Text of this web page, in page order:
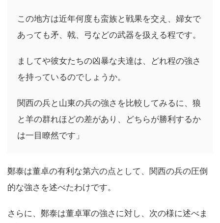
この地方は近年何度も蛮族と戦果を交え、婦女で
あっても矛、戟、弓などの武器を扱える程です。
ましてや彼女たちの凶暴な夫達は、どれ程の強さ
を持っているのでしょうか。
関西の兵と山東の兵の強さを比較してみるに、狼
と羊の群れほどの差があり、どちらが勝利するか
は一目瞭然です」
鄭泰は董卓の有利な第六の点として、関西の兵の圧倒
的な強さを述べたわけです。
さらに、鄭泰は董卓軍の強さに対し、次の様に述べま